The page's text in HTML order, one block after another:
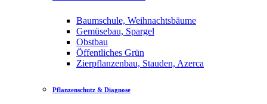
Baumschule, Weihnachtsbäume
Gemüsebau, Spargel
Obstbau
Öffentliches Grün
Zierpflanzenbau, Stauden, Azerca
Pflanzenschutz & Diagnose